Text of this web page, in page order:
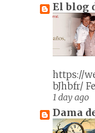
El blog
https://
bJhbfr/
1 day ago
Dama